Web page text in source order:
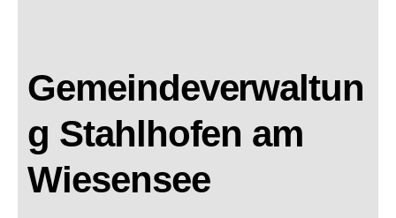
Gemeindeverwaltun
g Stahlhofen am
Wiesensee